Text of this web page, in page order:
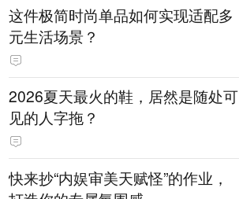
这件极简时尚单品如何实现适配多
元生活场景？
2026夏天最火的鞋，居然是随处可
见的人字拖？
快来抄“内娱审美天赋怪”的作业，